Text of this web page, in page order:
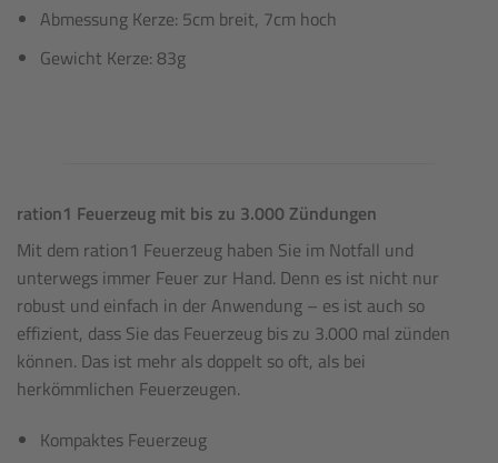
Abmessung Kerze: 5cm breit, 7cm hoch
Gewicht Kerze: 83g
ration1 Feuerzeug mit bis zu 3.000 Zündungen
Mit dem ration1 Feuerzeug haben Sie im Notfall und
unterwegs immer Feuer zur Hand. Denn es ist nicht nur
robust und einfach in der Anwendung – es ist auch so
effizient, dass Sie das Feuerzeug bis zu 3.000 mal zünden
können. Das ist mehr als doppelt so oft, als bei
herkömmlichen Feuerzeugen.
Kompaktes Feuerzeug